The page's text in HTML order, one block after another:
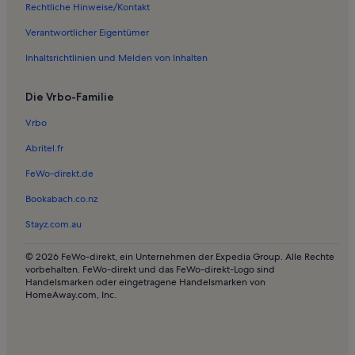
Ferienwohnungen in Kloster Santa Clara
Ferienwohnungen in Stadtpark von Funchal
Ferienwohnungen in Museu da Madeira Wine Company
Ferienwohnungen in Einkaufszentrum Arcadas São Francisco
Ferienwohnungen in einem Schloss in Naturschwimmbecken Porto
Moniz
Ferienwohnungen und Apartments in Calheta
Pensionen in Pico Das Pedras
Rechtliche Hinweise/Kontakt
Verantwortlicher Eigentümer
Inhaltsrichtlinien und Melden von Inhalten
Die Vrbo-Familie
Vrbo
Abritel.fr
FeWo-direkt.de
Bookabach.co.nz
Stayz.com.au
© 2026 FeWo-direkt, ein Unternehmen der Expedia Group. Alle Rechte
vorbehalten. FeWo-direkt und das FeWo-direkt-Logo sind
Handelsmarken oder eingetragene Handelsmarken von
HomeAway.com, Inc.